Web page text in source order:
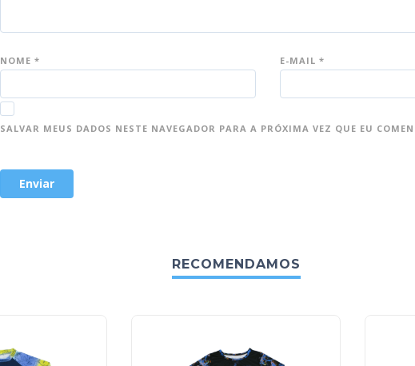
NOME * E-MAIL *
SALVAR MEUS DADOS NESTE NAVEGADOR PARA A PRÓXIMA VEZ QUE EU
RECOMENDAMOS